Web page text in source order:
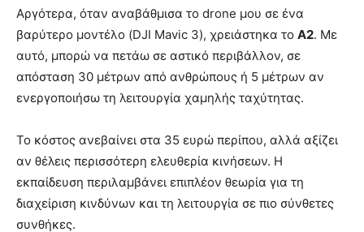
Αργότερα, όταν αναβάθμισα το drone μου σε ένα
βαρύτερο μοντέλο (DJI Mavic 3), χρειάστηκα το Α2. Με
αυτό, μπορώ να πετάω σε αστικό περιβάλλον, σε
απόσταση 30 μέτρων από ανθρώπους ή 5 μέτρων αν
ενεργοποιήσω τη λειτουργία χαμηλής ταχύτητας.
Το κόστος ανεβαίνει στα 35 ευρώ περίπου, αλλά αξίζει
αν θέλεις περισσότερη ελευθερία κινήσεων. Η
εκπαίδευση περιλαμβάνει επιπλέον θεωρία για τη
διαχείριση κινδύνων και τη λειτουργία σε πιο σύνθετες
συνθήκες.